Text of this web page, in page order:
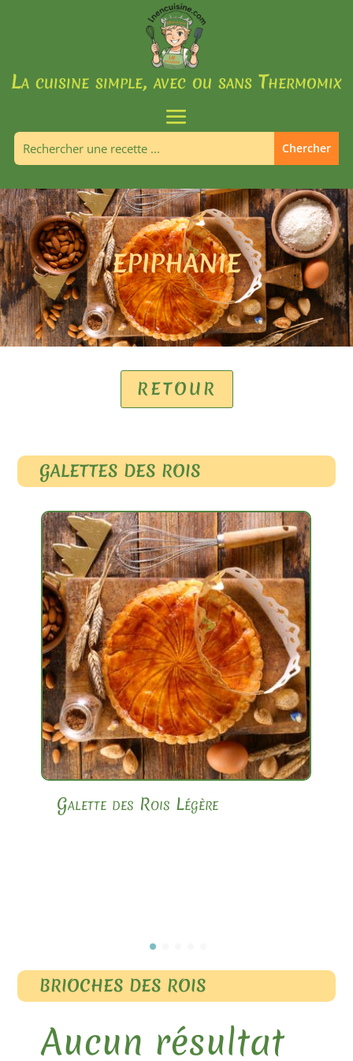
La cuisine simple, avec ou sans Thermomix
EPIPHANIE
RETOUR
GALETTES DES ROIS
Galette des Rois Légère
BRIOCHES DES ROIS
Aucun résultat